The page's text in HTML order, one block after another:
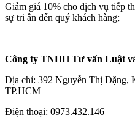
Giảm giá 10% cho dịch vụ tiếp
sự tri ân đến quý khách hàng;
Công ty TNHH Tư vấn Luật
Địa chỉ: 392 Nguyễn Thị Đặng,
TP.HCM
Điện thoại: 0973.432.146